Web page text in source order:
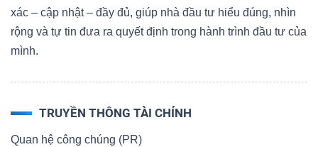
xác – cập nhật – đầy đủ, giúp nhà đầu tư hiểu đúng, nhìn
rộng và tự tin đưa ra quyết định trong hành trình đầu tư của
mình.
TRUYỀN THÔNG TÀI CHÍNH
Quan hệ công chúng (PR)